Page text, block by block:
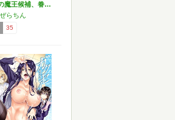
魔王候補、眷…
らちん
35